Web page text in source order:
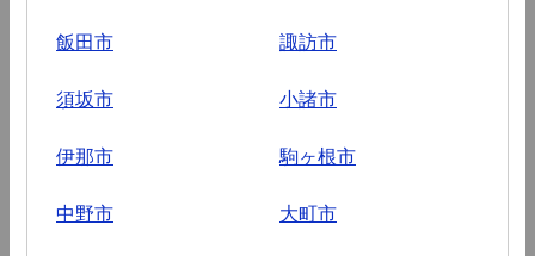
飯田市 諏訪市
須坂市 小諸市
伊那市 駒ヶ根市
中野市 大町市